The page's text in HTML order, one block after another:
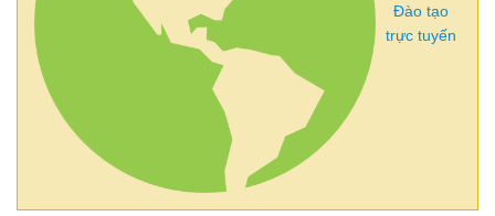
Đào tạo
trực tuyến